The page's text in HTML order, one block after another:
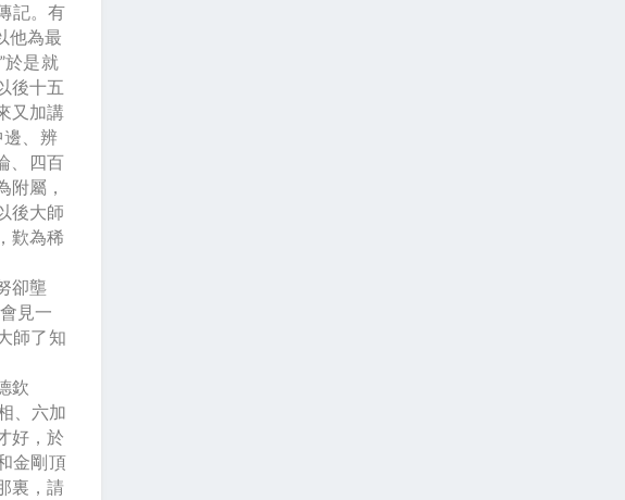
記。有
他為最
於是就
後十五
又加講
邊、辨
、四百
屬，
後大師
歎為稀
卻壟
見一
師了知
欽
、六加
好，於
金剛頂
裏，請